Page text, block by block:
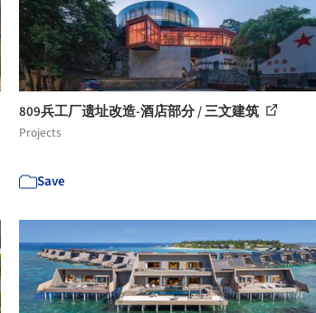
809兵工厂遗址改造-酒店部分 / 三文建筑
Projects
Save